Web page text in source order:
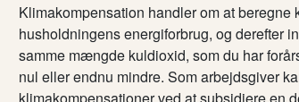
Klimakompensation handler om at
husholdningens energiforbrug, og derefter
samme mængde kuldioxid, som du har
nul eller endnu mindre. Som arbejdsgiver
klimakompensationer ved at subsidiere en